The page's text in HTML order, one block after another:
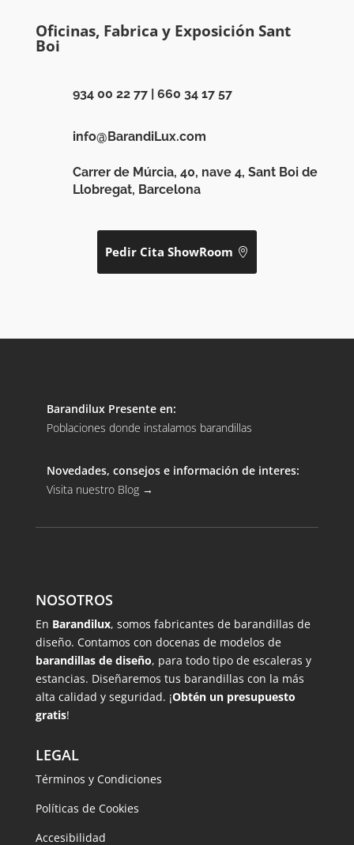
Oficinas, Fabrica y Exposición Sant
Boi
934 00 22 77| 660 34 17 57
info@BarandiLux.com
Carrer de Múrcia, 40, nave 4, Sant Boi de
Llobregat, Barcelona
Pedir Cita ShowRoom
Barandilux Presente en:
Poblaciones donde instalamos barandillas
Novedades, consejos e información de interes:
Visita nuestro Blog →
NOSOTROS
En Barandilux, somos fabricantes de barandillas de
diseño. Contamos con docenas de modelos de
barandillas de diseño, para todo tipo de escaleras y
estancias. Diseñaremos tus barandillas con la más
alta calidad y seguridad. ¡Obtén un presupuesto
gratis!
LEGAL
Términos y Condiciones
Políticas de Cookies
Accesibilidad